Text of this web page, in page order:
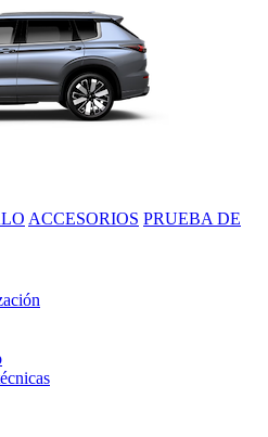
ACCESORIOS PRUEBA DE